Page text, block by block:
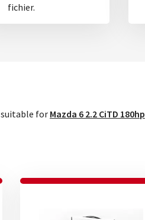
fichier.
suitable for Mazda 6 2.2 CiTD 180hp